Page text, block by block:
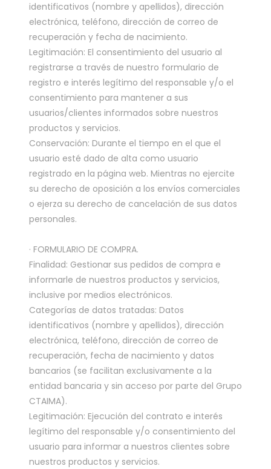
identificativos (nombre y apellidos), dirección
electrónica, teléfono, dirección de correo de
recuperación y fecha de nacimiento.
Legitimación: El consentimiento del usuario al
registrarse a través de nuestro formulario de
registro e interés legítimo del responsable y/o el
consentimiento para mantener a sus
usuarios/clientes informados sobre nuestros
productos y servicios.
Conservación: Durante el tiempo en el que el
usuario esté dado de alta como usuario
registrado en la página web. Mientras no ejercite
su derecho de oposición a los envíos comerciales
o ejerza su derecho de cancelación de sus datos
personales.
· FORMULARIO DE COMPRA.
Finalidad: Gestionar sus pedidos de compra e
informarle de nuestros productos y servicios,
inclusive por medios electrónicos.
Categorías de datos tratadas: Datos
identificativos (nombre y apellidos), dirección
electrónica, teléfono, dirección de correo de
recuperación, fecha de nacimiento y datos
bancarios (se facilitan exclusivamente a la
entidad bancaria y sin acceso por parte del Grupo
CTAIMA).
Legitimación: Ejecución del contrato e interés
legítimo del responsable y/o consentimiento del
usuario para informar a nuestros clientes sobre
nuestros productos y servicios.